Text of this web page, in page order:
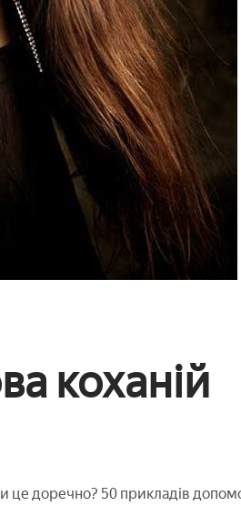
коханій
це доречно? 50 прикладів